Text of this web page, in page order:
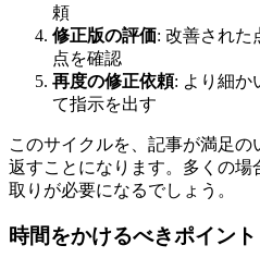
頼
修正版の評価: 改善された
点を確認
再度の修正依頼: より細か
て指示を出す
このサイクルを、記事が満足の
返すことになります。多くの場
取りが必要になるでしょう。
時間をかけるべきポイント